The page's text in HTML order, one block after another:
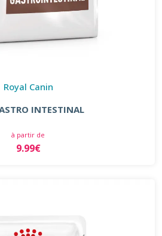
Royal Canin
INTESTINAL
à partir de
9.99€